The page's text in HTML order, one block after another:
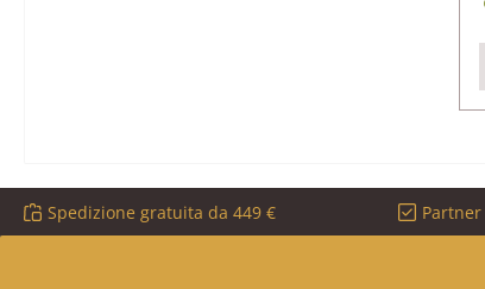
Spedizione gratuita da 449 €